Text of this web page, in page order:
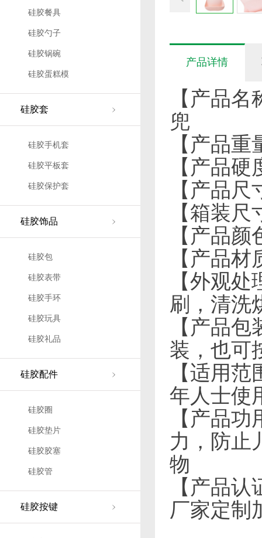
硅胶餐具
硅胶勺子
硅胶锅碗
硅胶蛋糕模
硅胶套
硅胶手机套
硅胶平板套
硅胶保护套
硅胶饰品
硅胶包
硅胶表带
硅胶手环
硅胶玩具
硅胶礼品
硅胶配件
硅胶圈
硅胶垫片
硅胶胶塞
硅胶管
硅胶按键
产品详情
【产品
兜
【产品
【产品
【产品
【箱装
【产品
【产品
【外观
刷，清洗
【产品
装，也可
【适用
年人士使
【产品
力，防止
物
【产品
厂家定制